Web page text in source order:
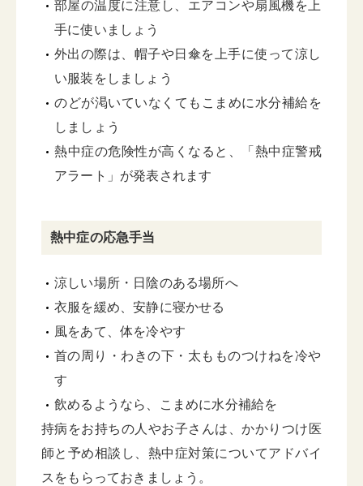
部屋の温度に注意し、エアコンや扇風機を上
手に使いましょう
外出の際は、帽子や日傘を上手に使って涼し
い服装をしましょう
のどが渇いていなくてもこまめに水分補給を
しましょう
熱中症の危険性が高くなると、「熱中症警戒
アラート」が発表されます
熱中症の応急手当
涼しい場所・日陰のある場所へ
衣服を緩め、安静に寝かせる
風をあて、体を冷やす
首の周り・わきの下・太もものつけねを冷や
す
飲めるようなら、こまめに水分補給を
持病をお持ちの人やお子さんは、かかりつけ医
師と予め相談し、熱中症対策についてアドバイ
スをもらっておきましょう。